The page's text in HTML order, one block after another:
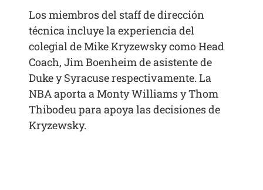
Los miembros del staff de dirección
técnica incluye la experiencia del
colegial de Mike Kryzewsky como Head
Coach, Jim Boenheim de asistente de
Duke y Syracuse respectivamente. La
NBA aporta a Monty Williams y Thom
Thibodeu para apoya las decisiones de
Kryzewsky.